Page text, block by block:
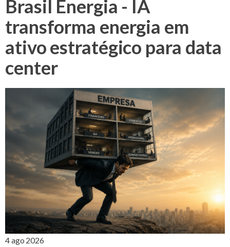
Brasil Energia - IA
transforma energia em
ativo estratégico para data
center
4 ago 2026